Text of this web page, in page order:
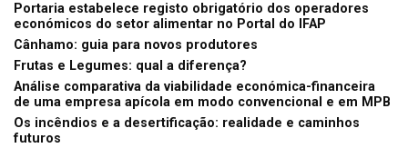
Portaria estabelece registo obrigatório dos operadores
económicos do setor alimentar no Portal do IFAP
Cânhamo: guia para novos produtores
Frutas e Legumes: qual a diferença?
Análise comparativa da viabilidade económica-financeira
de uma empresa apícola em modo convencional e em MPB
Os incêndios e a desertificação: realidade e caminhos
futuros